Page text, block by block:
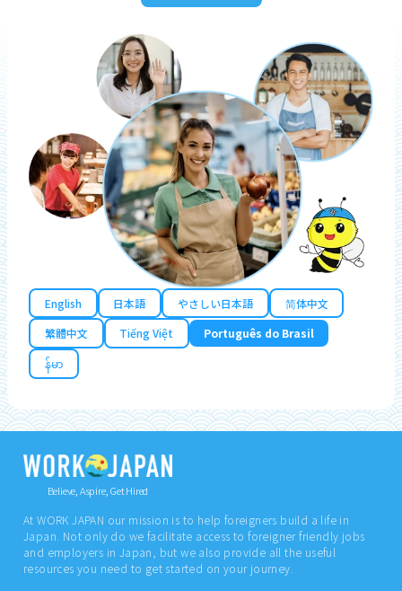
English 日本語 やさしい日本語
简体中文
繁體中文
Tiếng Việt
Português do Brasil
န်မာ
Believe, Aspire, Get Hired
At WORK JAPAN our mission is to help foreigners build a life in
Japan. Not only do we facilitate access to foreigner friendly jobs
and employers in Japan, but we also provide all the useful
resources you need to get started on your journey.